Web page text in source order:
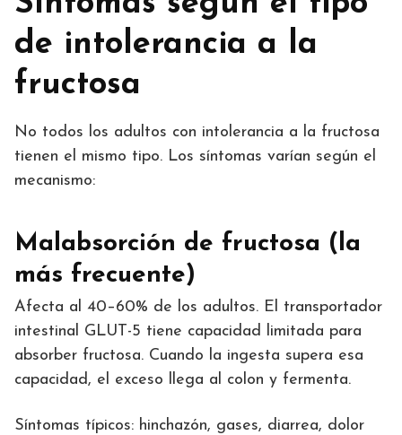
de intolerancia a la
fructosa
No todos los adultos con intolerancia a la fructosa
tienen el mismo tipo. Los síntomas varían según el
mecanismo:
Malabsorción de fructosa (la
más frecuente)
Afecta al 40–60% de los adultos. El transportador
intestinal GLUT-5 tiene capacidad limitada para
absorber fructosa. Cuando la ingesta supera esa
capacidad, el exceso llega al colon y fermenta.
Síntomas típicos: hinchazón, gases, diarrea, dolor